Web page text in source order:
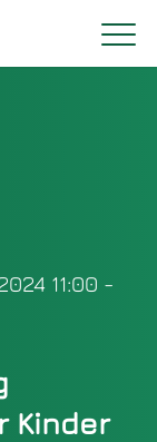
11:00 -
Kinder